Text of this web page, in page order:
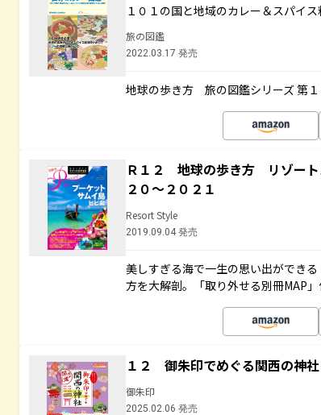
１０１の国と地域のカレー＆スパイ
旅の図鑑
2022.03.17 発売
地球の歩き方 旅の図鑑シリーズ 第１
Ｒ１２ 地球の歩き方 リゾー
２０～２０２１
Resort Style
2019.09.04 発売
美しすぎる海で一生の思い出ができ
方を大解剖。「取り外せる別冊MAP」
１２ 御朱印でめぐる関西の神
御朱印
2025.02.06 発売